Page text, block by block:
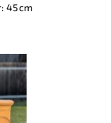
45cm